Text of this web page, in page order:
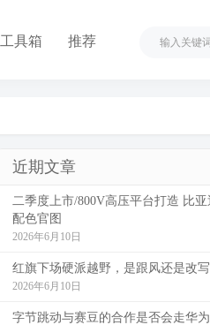
工具箱 推荐
近期文章
二季度上市/800V高压平台打造 比
配色官图
2026年6月10日
红旗下场硬派越野，是跟风还是改
2026年6月10日
字节跳动与赛豆的合作是否会走华